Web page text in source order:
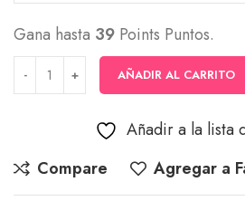
Gana hasta 39 Points Puntos.
AÑADIR AL CARRITO
Añadir a la lista
Compare
Agregar a